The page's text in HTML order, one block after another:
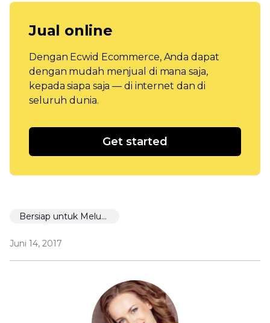
Jual online
Dengan Ecwid Ecommerce, Anda dapat
dengan mudah menjual di mana saja,
kepada siapa saja — di internet dan di
seluruh dunia.
Get started
Bersiap untuk Meluncurkan
Juni 14, 2017